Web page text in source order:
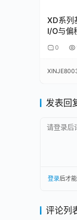
XD系列
I/O与偏
0
发表回
请登录后
登录后才
评论列